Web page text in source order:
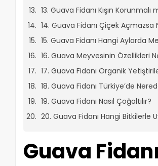
13. Guava Fidanı Kışın Korunmalı
14. Guava Fidanı Çiçek Açmazsa
15. Guava Fidanı Hangi Aylarda
16. Guava Meyvesinin Özellikleri
17. Guava Fidanı Organik
18. Guava Fidanı Türkiye’de
19. Guava Fidanı Nasıl Çoğaltılır?
20. Guava Fidanı Hangi Bitkilerle
Guava